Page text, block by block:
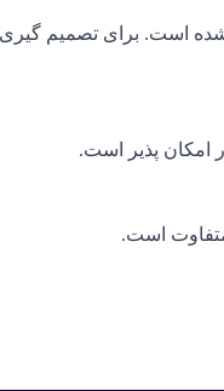
شده است. برای تصمیم